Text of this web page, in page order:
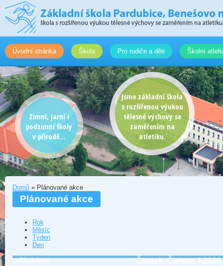
Úvodní stránka Škola Pro rodiče a děti Školní
Zimní, jarní i
podzimní školy
v přírodě...
Jsme základní škola
s rozšířenou výukou
tělesné výchovy se
zaměřením na
atletiku.
Domů » Plánované akce
Plánované akce
Rok
Měsíc
Týden
Den
« Předchozí Čtvrtek, Červen 4 2026